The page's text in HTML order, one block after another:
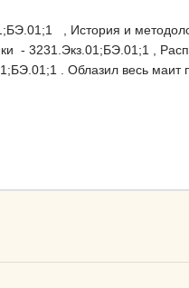
, История и
- 3231.Экз.01;БЭ.01;1 ,
. Облазил весь маит